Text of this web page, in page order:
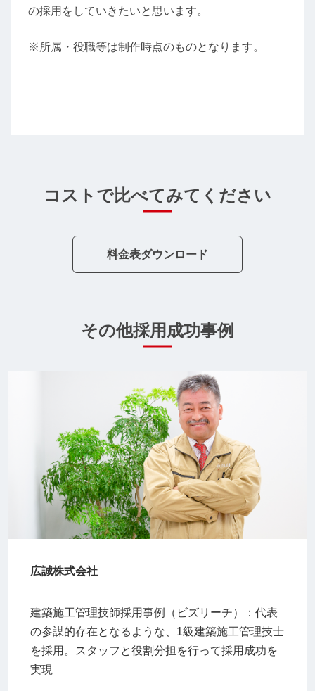
の採用をしていきたいと思います。
※所属・役職等は制作時点のものとなります。
コストで比べてみてください
料金表ダウンロード
その他採用成功事例
広誠株式会社
建築施工管理技師採用事例（ビズリーチ）：代表
の参謀的存在となるような、1級建築施工管理技士
を採用。スタッフと役割分担を行って採用成功を
実現